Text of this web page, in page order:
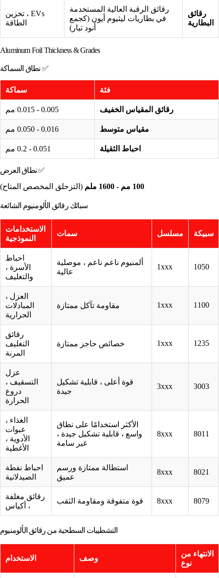
رقائق
البطارية
رقائق الرقبة العالية المستخدمة
في بطاريات ليثيوم أيون (كجمع
أنود تيار)
EVs ، تخزين
الطاقة
Aluminum Foil Thickness & Grades
✅ نطاق السماكة
فئة سماكة
رقائق المقياس الخفيف 0.005 - 0.015 مم
مقياس متوسط 0.016 - 0.050 مم
احباط الثقيلة 0.051 - 0.2 مم
✅ نطاق العرض
100 مم - 1600 ملم
(التزحلق المخصص المتاح)
سبائك رقائق الألومنيوم الشائعة
سبيكة مسلسل سمات
الاستخدامات
النموذجية
1050
1xxx
ألمنيوم ناعم ناعم ، موصلية
عالية
احباط
الأسرة ،
والتغليف
1100
1xxx مقاومة تآكل ممتازة
العزل ،
المبادلات
الحرارية
1235
1xxx خصائص حاجز ممتازة
رقائق
التغليف
المرنة
3003
3xxx
قوة أعلى ، قابلية تشكيل
جيدة
عزل
التسقيف ،
دروع
الحرارة
8011
8xxx
الأكثر استخدامًا على نطاق
واسع ، قابلية تشكيل جيدة ،
غير سامة
الغذاء ،
عبوات
الأدوية ،
الأغطية
8021
8xxx
استطالة ممتازة ورسم
عميق
احباط نفطة
الصيدلانية
8079
8xxx قوة متفوقة ومقاومة الثقب
رقائق مغلفة
، أكياس
التشطيبات السطحية من رقائق الألومنيوم
الانتهاء من
نوع
وصف الاستخدام